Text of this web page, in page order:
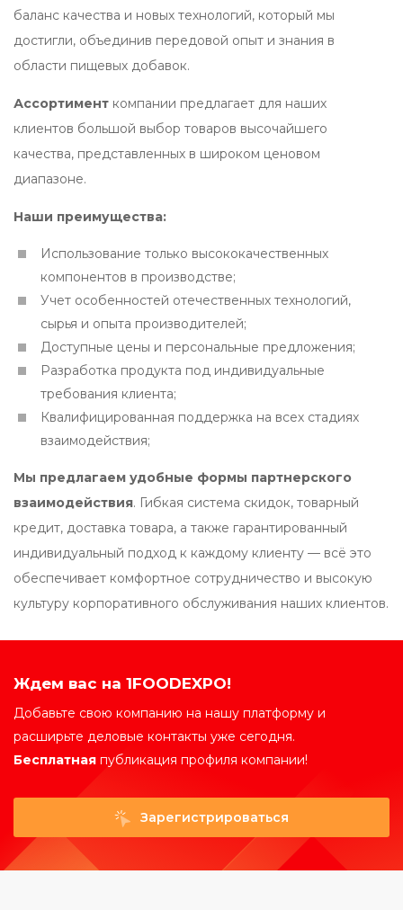
баланс качества и новых технологий, который мы
достигли, объединив передовой опыт и знания в
области пищевых добавок.
Ассортимент компании предлагает для наших
клиентов большой выбор товаров высочайшего
качества, представленных в широком ценовом
диапазоне.
Наши преимущества:
Использование только высококачественных
компонентов в производстве;
Учет особенностей отечественных технологий,
сырья и опыта производителей;
Доступные цены и персональные предложения;
Разработка продукта под индивидуальные
требования клиента;
Квалифицированная поддержка на всех стадиях
взаимодействия;
Мы предлагаем удобные формы партнерского
взаимодействия. Гибкая система скидок, товарный
кредит, доставка товара, а также гарантированный
индивидуальный подход к каждому клиенту — всё это
обеспечивает комфортное сотрудничество и высокую
культуру корпоративного обслуживания наших клиентов.
Ждем вас на 1FOODEXPO!
Добавьте свою компанию на нашу платформу и
расширьте деловые контакты уже сегодня.
Бесплатная публикация профиля компании!
Зарегистрироваться